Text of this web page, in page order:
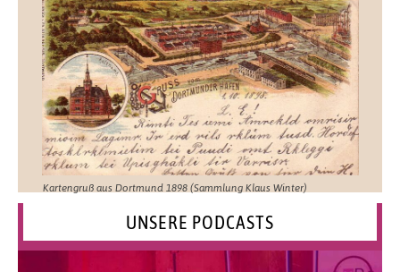
Kartengruß aus Dortmund 1898 (Sammlung Klaus Winter)
UNSERE PODCASTS